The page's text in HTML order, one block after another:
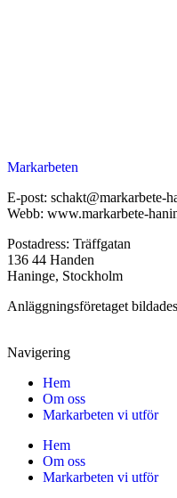
Markarbeten
E-post: schakt@markarbete-
Webb: www.markarbete-
Postadress: Träffgatan
136 44 Handen
Haninge, Stockholm
Anläggningsföretaget
Navigering
Hem
Om oss
Markarbeten vi utför
Hem
Om oss
Markarbeten vi utför